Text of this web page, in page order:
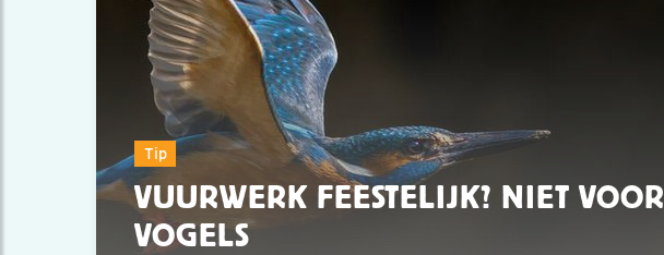
Tip
VUURWERK FEESTELIJK? NIET VOOR
VOGELS